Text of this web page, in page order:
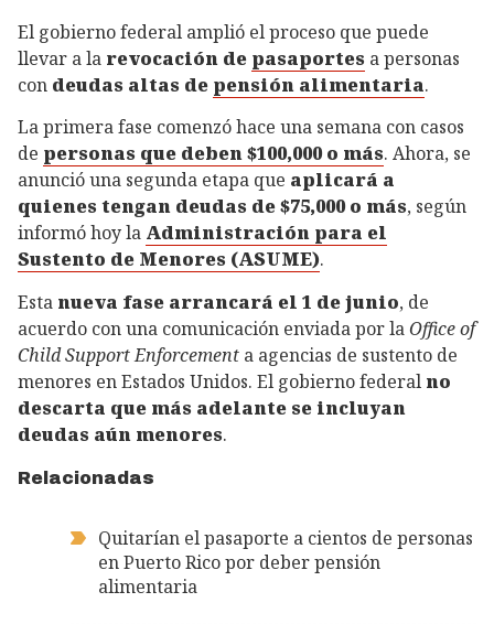
El gobierno federal amplió el proceso que puede
llevar a la revocación de pasaportes a personas
con deudas altas de pensión alimentaria.
La primera fase comenzó hace una semana con casos
de personas que deben $100,000 o más. Ahora, se
anunció una segunda etapa que aplicará a
quienes tengan deudas de $75,000 o más, según
informó hoy la Administración para el
Sustento de Menores (ASUME).
Esta nueva fase arrancará el 1 de junio, de
acuerdo con una comunicación enviada por laOffice of
Child Support Enforcement a agencias de sustento de
menores en Estados Unidos. El gobierno federal no
descarta que más adelante se incluyan
deudas aún menores.
Relacionadas
Quitarían el pasaporte a cientos de personas
en Puerto Rico por deber pensión
alimentaria